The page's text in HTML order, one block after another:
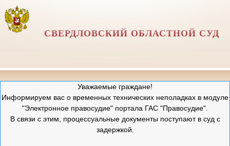
СВЕРДЛОВСКИЙ ОБЛАСТНОЙ СУД
Уважаемые граждане!
Информируем вас о временных технических неполадках в модуле
"Электронное правосудие" портала ГАС "Правосудие".
В связи с этим, процессуальные документы поступают в суд с
задержкой.